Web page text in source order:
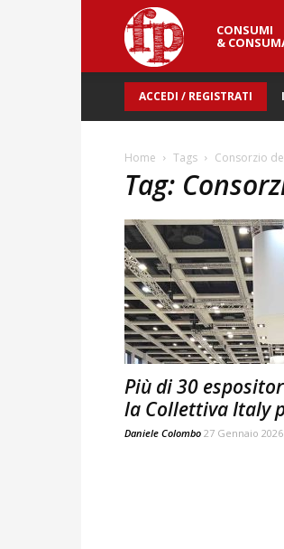
Fresh
Point
Magazine
CONSUMI
&
ACCEDI / REGISTRATI
Home Tags Consorzio
Tag:
Più di 30
la Collettiva Italy
Daniele Colombo 27 Gennaio 2026